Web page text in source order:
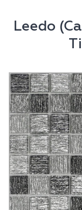
Leedo